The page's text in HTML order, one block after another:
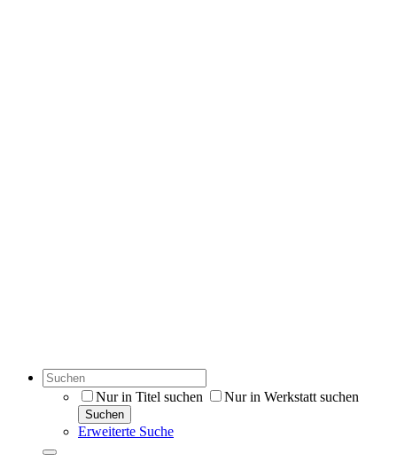
Nur in Titel suchen Nur in Werkstatt suchen
Suchen
Erweiterte Suche